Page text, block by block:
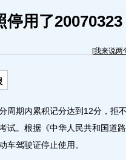
停用了20070323
[我来说两
期内累积记分达到12分，拒
试。根据《中华人民共和国道
车驾驶证停止使用。